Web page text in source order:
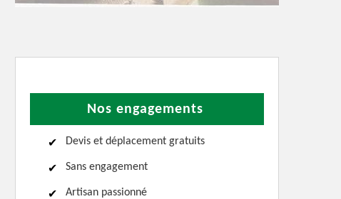
Nos engagements
Devis et déplacement gratuits
Sans engagement
Artisan passionné